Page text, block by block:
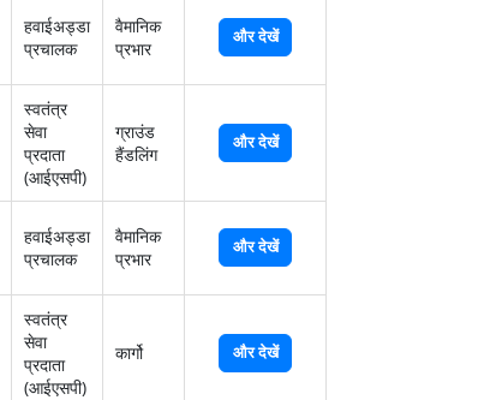
हवाईअड्डा
प्रचालक
वैमानिक
प्रभार
और देखें
स्‍वतंत्र
सेवा
प्रदाता
(आईएसपी)
ग्राउंड
हैंडलिंग
और देखें
हवाईअड्डा
प्रचालक
वैमानिक
प्रभार
और देखें
स्‍वतंत्र
सेवा
प्रदाता
(आईएसपी)
कार्गो और देखें